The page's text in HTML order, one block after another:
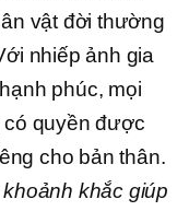
vật đời thường
nhiếp ảnh gia
phúc, mọi
quyền được
cho bản thân.
khắc giúp